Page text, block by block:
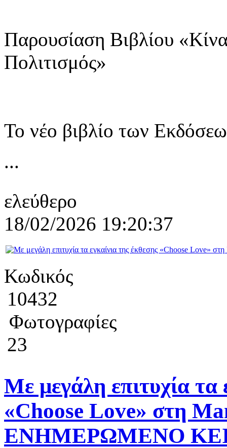
Παρουσίαση Βιβλίου
Πολιτισμός»
Το νέο βιβλίο των
...
ελεύθερο
18/02/2026 19:20:37
Κωδικός
10432
Φωτογραφίες
23
Με μεγάλη επιτυχία τα
«Choose Love» στη
ΕΝΗΜΕΡΩΜΕΝΟ